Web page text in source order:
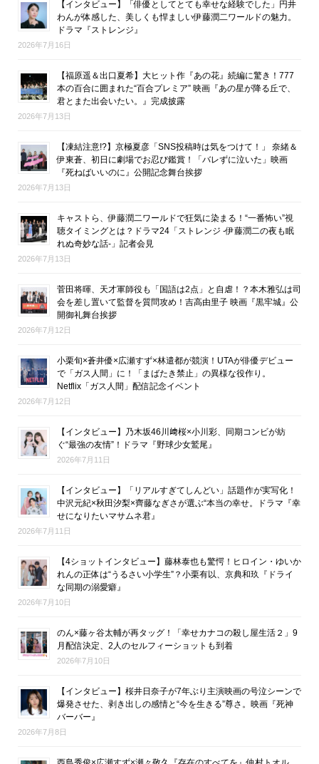
【インタビュー】「俳優としてとても幸せな経験でした」円井
わんが体感した、美しくも悍ましい伊藤潤二ワールドの魅力。
ドラマ『ストレンジ』
2026年7月16日
【福原遥＆出口夏希】大ヒット作『あの花』続編に驚き！777
本の百合に囲まれた“百合プレミア” 映画『あの星が降る丘で、
君とまた出会いたい。』完成披露
2026年7月13日
【凍結注意!?】京極夏彦「SNS投稿時は気をつけて！」 奈緒＆
伊東蒼、初日に劇場でお忍び鑑賞！「バレずに泣いた」映画
『死ねばいいのに』公開記念舞台挨拶
2026年7月13日
キャストら、伊藤潤二ワールドで狂気に染まる！“一番怖い”視
聴タイミングとは？ドラマ24「ストレンジ -伊藤潤二の夜も眠
れぬ奇妙な話-」記者会見
2026年7月13日
菅田将暉、天才軍師役も「国語は2点」と自虐！？本木雅弘は司
会を差し置いて監督を質問攻め！吉高由里子 映画『黒牢城』公
開御礼舞台挨拶
2026年7月12日
小栗旬×蒼井優×広瀬すず×林遣都が競演！UTAが俳優デビュー
で「ガス人間」に！「まばたき禁止」の異様な役作り。
Netflix「ガス人間」配信記念イベント
2026年7月12日
【インタビュー】乃木坂46川﨑桜×小川彩、同期コンビが紡
ぐ“最強の友情”！ドラマ『野球少女鷲尾』
2026年7月11日
【インタビュー】「リアルすぎてしんどい」話題作が実写化！
中沢元紀×秋田汐梨×齊藤なぎさが選ぶ“本当の幸せ。ドラマ『幸
せになりたいマサムネ君』
2026年7月11日
【4ショットインタビュー】藤林泰也も驚愕！ヒロイン・ゆいか
れんの正体は“うるさい小学生”？小栗有以、京典和玖『ドライ
な同期の溺愛癖』
2026年7月10日
のん×藤ヶ谷太輔が再タッグ！「幸せカナコの殺し屋生活２」9
月配信決定、2人のセルフィーショットも到着
2026年7月10日
【インタビュー】桜井日奈子が7年ぶり主演映画の号泣シーンで
爆発させた、剥き出しの感情と“今を生きる”尊さ。映画『死神
バーバー』
2026年7月8日